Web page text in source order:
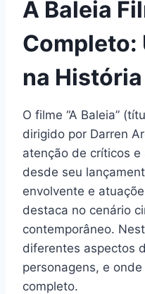
A Baleia
Completo:
na
O filme “A Baleia”
dirigido por Darren
atenção de críticos
desde seu
envolvente e
destaca no cenário
contemporâneo.
diferentes aspectos
personagens, e
completo.